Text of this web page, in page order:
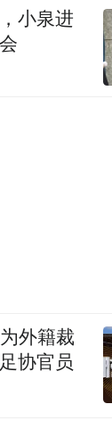
小泉进
外籍裁
协官员